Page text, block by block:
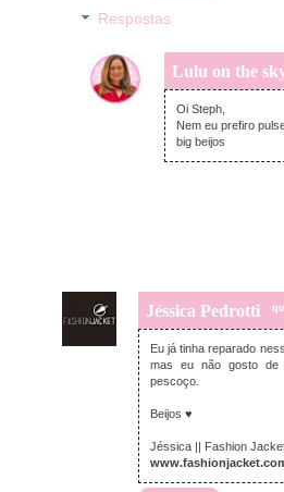
Respostas
Lulu on the
quarta-
Oi Steph,
Nem eu prefiro
big beijos
Jéssica Pedrotti
Eu já tinha reparado
mas eu não gosto de
pescoço.
Beijos ♥
Jéssica || Fashion